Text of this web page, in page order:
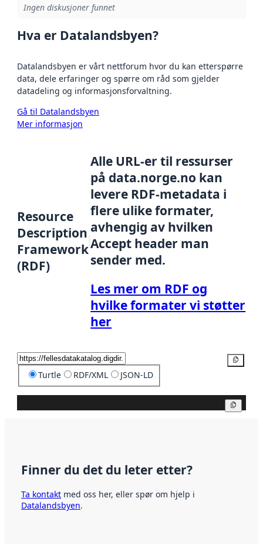
Ingen diskusjoner funnet
Hva er Datalandsbyen?
Datalandsbyen er vårt nettforum hvor du kan etterspørre
data, dele erfaringer og spørre om råd som gjelder
datadeling og informasjonsforvaltning.
Gå til Datalandsbyen
Mer informasjon
Resource
Description
Framework
(RDF)
Alle URL-er til ressurser
på data.norge.no kan
levere RDF-metadata i
flere ulike formater,
avhengig av hvilken
Accept header man
sender med.
Les mer om RDF og
hvilke formater vi støtter
her
Turtle RDF/XML JSON-LD
Finner du det du leter etter?
Ta kontakt med oss her, eller spør om hjelp i
Datalandsbyen.